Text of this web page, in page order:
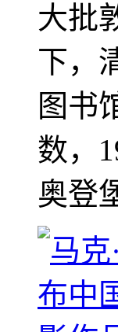
大批
下，
图书
数，
奥登